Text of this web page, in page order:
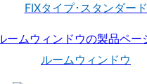
FIXタイプ･スタンダード
ルームウィンドウ